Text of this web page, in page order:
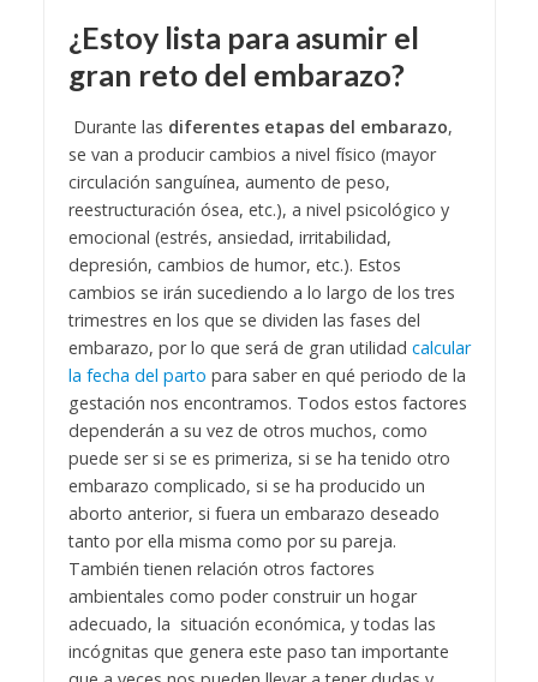
¿Estoy lista para asumir el
gran reto del embarazo?
Durante las diferentes etapas del embarazo,
se van a producir cambios a nivel físico (mayor
circulación sanguínea, aumento de peso,
reestructuración ósea, etc.), a nivel psicológico y
emocional (estrés, ansiedad, irritabilidad,
depresión, cambios de humor, etc.). Estos
cambios se irán sucediendo a lo largo de los tres
trimestres en los que se dividen las fases del
embarazo, por lo que será de gran utilidad calcular
la fecha del parto para saber en qué periodo de la
gestación nos encontramos. Todos estos factores
dependerán a su vez de otros muchos, como
puede ser si se es primeriza, si se ha tenido otro
embarazo complicado, si se ha producido un
aborto anterior, si fuera un embarazo deseado
tanto por ella misma como por su pareja.
También tienen relación otros factores
ambientales como poder construir un hogar
adecuado, la situación económica, y todas las
incógnitas que genera este paso tan importante